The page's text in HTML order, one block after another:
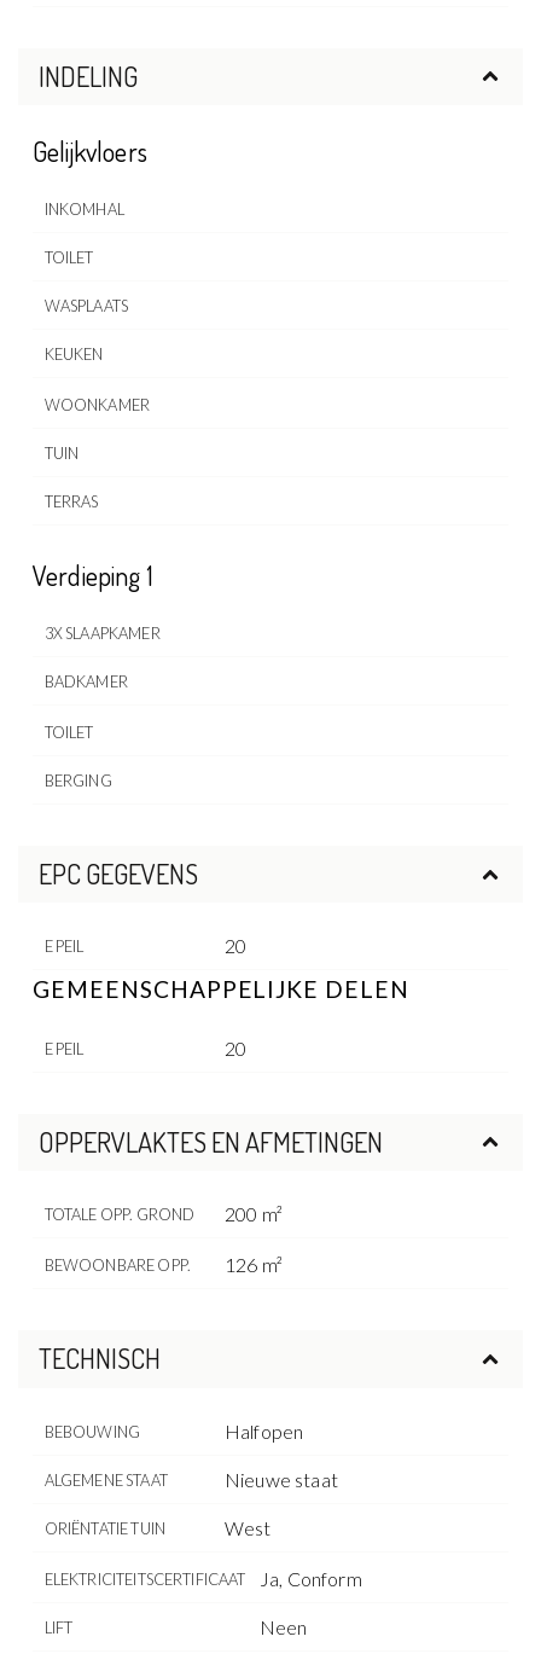
INDELING
Gelijkvloers
INKOMHAL
TOILET
WASPLAATS
KEUKEN
WOONKAMER
TUIN
TERRAS
Verdieping 1
3X SLAAPKAMER
BADKAMER
TOILET
BERGING
EPC GEGEVENS
E PEIL 20
GEMEENSCHAPPELIJKE DELEN
E PEIL 20
OPPERVLAKTES EN AFMETINGEN
TOTALE OPP. GROND 200 m²
BEWOONBARE OPP. 126 m²
TECHNISCH
BEBOUWING Halfopen
ALGEMENE STAAT Nieuwe staat
ORIËNTATIE TUIN West
ELEKTRICITEITSCERTIFICAAT Ja, Conform
LIFT Neen